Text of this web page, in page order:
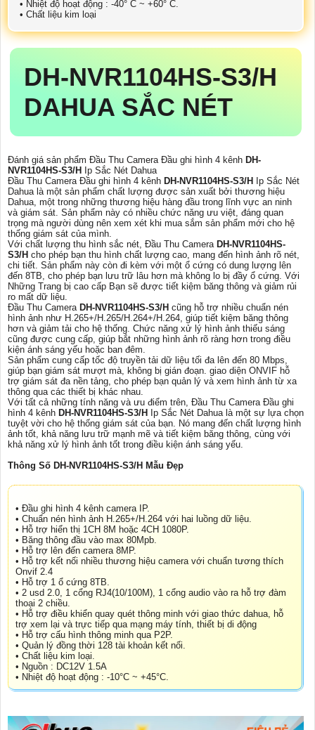
• Nhiệt độ hoạt động : -40° C ~ +60° C.
• Chất liệu kim loại
DH-NVR1104HS-S3/H
DAHUA SẮC NÉT
Đánh giá sản phẩm Đầu Thu Camera Đầu ghi hình 4 kênh DH-
NVR1104HS-S3/H Ip Sắc Nét Dahua
Đầu Thu Camera Đầu ghi hình 4 kênh DH-NVR1104HS-S3/H Ip Sắc Nét
Dahua là một sản phẩm chất lượng được sản xuất bởi thương hiệu
Dahua, một trong những thương hiệu hàng đầu trong lĩnh vực an ninh
và giám sát. Sản phẩm này có nhiều chức năng ưu việt, đáng quan
trọng mà người dùng nên xem xét khi mua sắm sản phẩm mới cho hệ
thống giám sát của mình.
Với chất lượng thu hình sắc nét, Đầu Thu Camera DH-NVR1104HS-
S3/H cho phép bạn thu hình chất lượng cao, mang đến hình ảnh rõ nét,
chi tiết. Sản phẩm này còn đi kèm với một ổ cứng có dung lượng lên
đến 8TB, cho phép bạn lưu trữ lâu hơn mà không lo bị đầy ổ cứng. Với
Những Trang bị cao cấp Bạn sẽ được tiết kiệm băng thông và giảm rủi
ro mất dữ liệu.
Đầu Thu Camera DH-NVR1104HS-S3/H cũng hỗ trợ nhiều chuẩn nén
hình ảnh như H.265+/H.265/H.264+/H.264, giúp tiết kiệm băng thông
hơn và giảm tải cho hệ thống. Chức năng xử lý hình ảnh thiếu sáng
cũng được cung cấp, giúp bắt những hình ảnh rõ ràng hơn trong điều
kiện ánh sáng yếu hoặc ban đêm.
Sản phẩm cung cấp tốc độ truyền tải dữ liệu tối đa lên đến 80 Mbps,
giúp bạn giám sát mượt mà, không bị gián đoạn. giao diện ONVIF hỗ
trợ giám sát đa nền tảng, cho phép bạn quản lý và xem hình ảnh từ xa
thông qua các thiết bị khác nhau.
Với tất cả những tính năng và ưu điểm trên, Đầu Thu Camera Đầu ghi
hình 4 kênh DH-NVR1104HS-S3/H Ip Sắc Nét Dahua là một sự lựa chọn
tuyệt vời cho hệ thống giám sát của bạn. Nó mang đến chất lượng hình
ảnh tốt, khả năng lưu trữ mạnh mẽ và tiết kiệm băng thông, cùng với
khả năng xử lý hình ảnh tốt trong điều kiện ánh sáng yếu.
Thông Số DH-NVR1104HS-S3/H Mẫu Đẹp
• Đầu ghi hình 4 kênh camera IP.
• Chuẩn nén hình ảnh H.265+/H.264 với hai luồng dữ liệu.
• Hỗ trợ hiển thị 1CH 8M hoặc 4CH 1080P.
• Băng thông đầu vào max 80Mpb.
• Hỗ trợ lên đến camera 8MP.
• Hỗ trợ kết nối nhiều thương hiệu camera với chuẩn tương thích
Onvif 2.4
• Hỗ trợ 1 ổ cứng 8TB.
• 2 usd 2.0, 1 cổng RJ4(10/100M), 1 cổng audio vào ra hỗ trợ đàm
thoại 2 chiều.
• Hỗ trợ điều khiển quay quét thông minh với giao thức dahua, hỗ
trợ xem lại và trực tiếp qua mạng máy tính, thiết bị di động
• Hỗ trợ cấu hình thông minh qua P2P.
• Quản lý đồng thời 128 tài khoản kết nối.
• Chất liệu kim loại.
• Nguồn : DC12V 1.5A
• Nhiệt độ hoạt động : -10°C ~ +45°C.